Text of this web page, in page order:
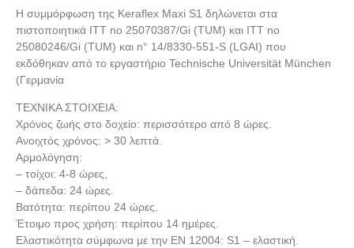
Η συμμόρφωση της Keraflex Maxi S1 δηλώνεται στα
πιστοποιητικά ΙΤΤ no 25070387/Gi (TUM) και ΙΤΤ no
25080246/Gi (TUM) και n° 14/8330-551-S (LGAI) που
εκδόθηκαν από το εργαστήριο Technische Universität München
(Γερμανία
ΤΕΧΝΙΚΑ ΣΤΟΙΧΕΙΑ:
Χρόνος ζωής στο δοχείο: περισσότερο από 8 ώρες.
Ανοιχτός χρόνος: > 30 λεπτά.
Αρμολόγηση:
– τοίχοι: 4-8 ώρες,
– δάπεδα: 24 ώρες.
Βατότητα: περίπου 24 ώρες.
Έτοιμο προς χρήση: περίπου 14 ημέρες.
Ελαστικότητα σύμφωνα με την ΕΝ 12004: S1 – ελαστική.